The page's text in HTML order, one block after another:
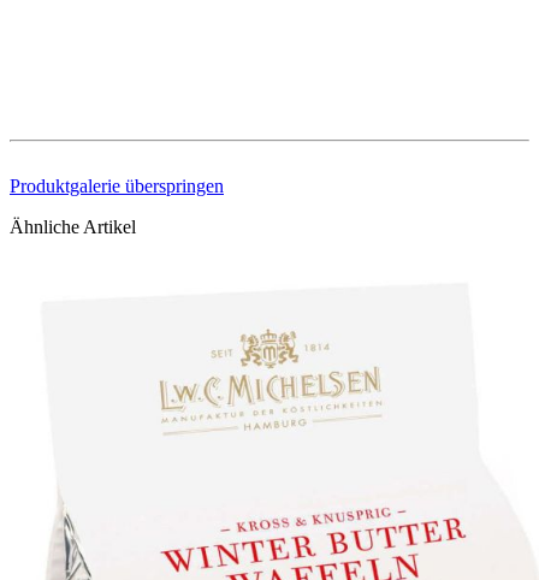
Produktgalerie überspringen
Ähnliche Artikel